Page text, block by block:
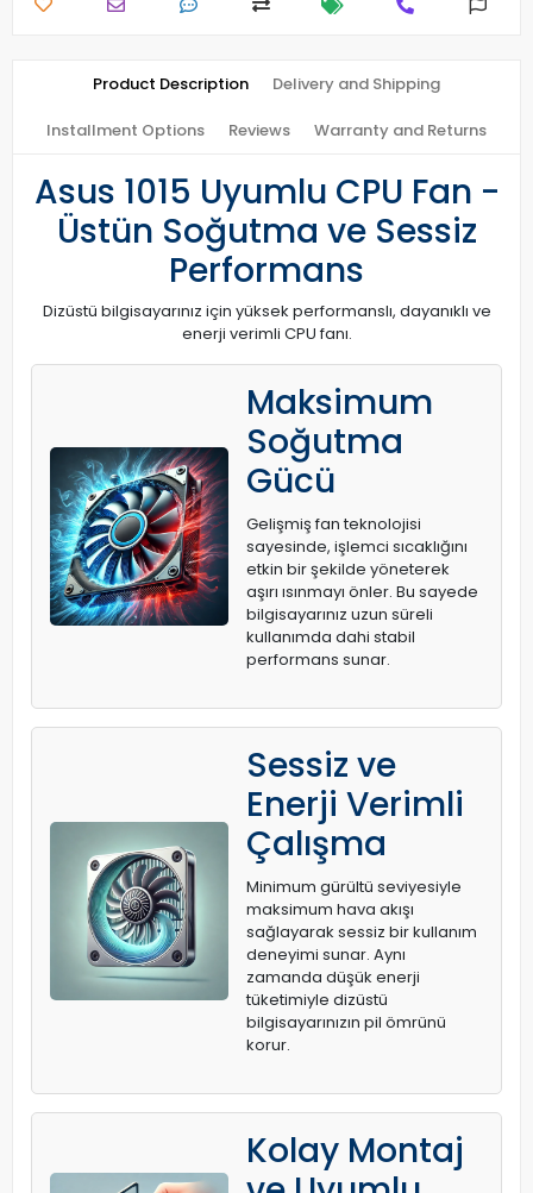
Product Description Delivery and Shipping
Installment Options Reviews Warranty and Returns
Asus 1015 Uyumlu CPU Fan -
Üstün Soğutma ve Sessiz
Performans
Dizüstü bilgisayarınız için yüksek performanslı, dayanıklı ve
enerji verimli CPU fanı.
Maksimum
Soğutma
Gücü
Gelişmiş fan teknolojisi
sayesinde, işlemci sıcaklığını
etkin bir şekilde yöneterek
aşırı ısınmayı önler. Bu sayede
bilgisayarınız uzun süreli
kullanımda dahi stabil
performans sunar.
Sessiz ve
Enerji Verimli
Çalışma
Minimum gürültü seviyesiyle
maksimum hava akışı
sağlayarak sessiz bir kullanım
deneyimi sunar. Aynı
zamanda düşük enerji
tüketimiyle dizüstü
bilgisayarınızın pil ömrünü
korur.
Kolay Montaj